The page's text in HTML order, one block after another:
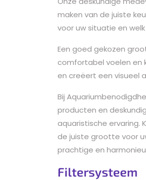
maken van de juiste
voor uw situatie en
Een goed gekozen
comfortabel voelen en
en creëert een visueel
Bij
producten en
aquaristische ervaring.
de juiste grootte voor
prachtige en
Filtersysteem